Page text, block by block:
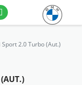
2.0 Turbo (Aut.)